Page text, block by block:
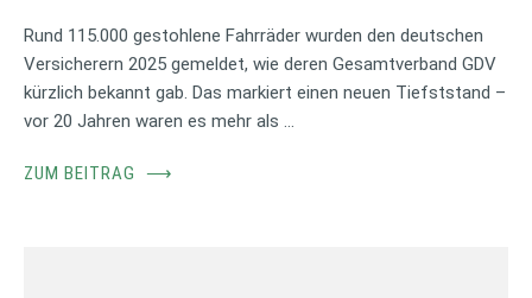
Rund 115.000 gestohlene Fahrräder wurden den deutschen
Versicherern 2025 gemeldet, wie deren Gesamtverband GDV
kürzlich bekannt gab. Das markiert einen neuen Tiefststand –
vor 20 Jahren waren es mehr als …
ZUM BEITRAG ⟶